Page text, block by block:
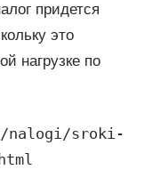
придется
это
нагрузке по
nalogi/sroki-